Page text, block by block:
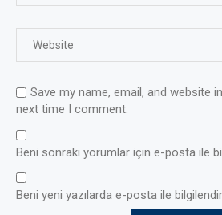
Save my name, email, and website
next time I comment.
Beni sonraki yorumlar için e-posta ile
Beni yeni yazılarda e-posta ile